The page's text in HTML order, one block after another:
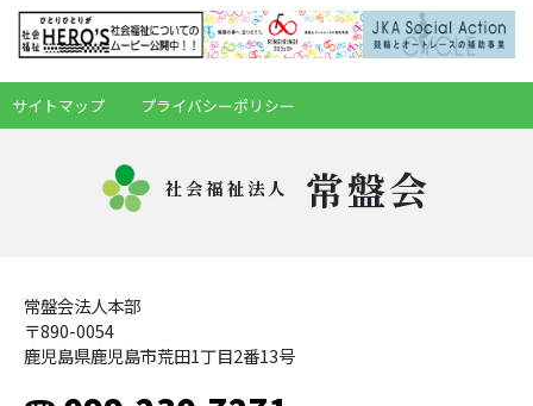
サイトマップ プライバシーポリシー
社会福祉法人 常盤会
常盤会法人本部
〒890-0054
鹿児島県鹿児島市荒田1丁目2番13号